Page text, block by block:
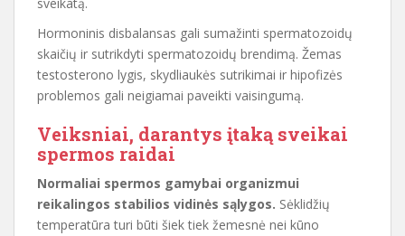
Hormoninis disbalansas gali sumažinti spermatozoidų
skaičių ir sutrikdyti spermatozoidų brendimą. Žemas
testosterono lygis, skydliaukės sutrikimai ir hipofizės
problemos gali neigiamai paveikti vaisingumą.
Veiksniai, darantys įtaką sveikai
spermos raidai
Normaliai spermos gamybai organizmui
reikalingos stabilios vidinės sąlygos. Sėklidžių
temperatūra turi būti šiek tiek žemesnė nei kūno